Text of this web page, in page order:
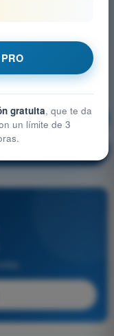
¡Entrenamiento!
gratuita, que te da
un límite de 3